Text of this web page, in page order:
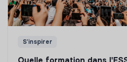
S'inspirer